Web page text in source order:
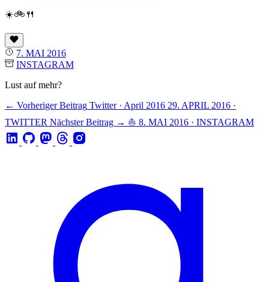
☀️🚲🍴
7. MAI 2016
INSTAGRAM
Lust auf mehr?
← Vorheriger Beitrag Twitter · April 2016 29. APRIL 2016 ·
TWITTER Nächster Beitrag → ⛵️ 8. MAI 2016 · INSTAGRAM